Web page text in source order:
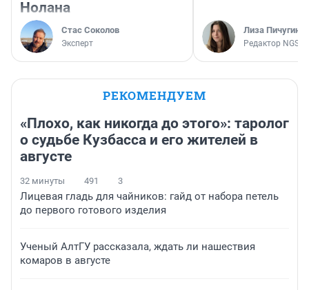
Нолана
Стас Соколов
Эксперт
Лиза Пичугина
Редактор
РЕКОМЕНДУЕМ
«Плохо, как никогда до этого»: таролог
о судьбе Кузбасса и его жителей в
августе
32 минуты 491 3
Лицевая гладь для чайников: гайд от набора петель
до первого готового изделия
Ученый АлтГУ рассказала, ждать ли нашествия
комаров в августе